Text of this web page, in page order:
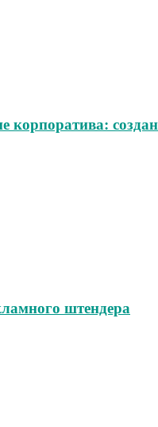
корпоратива:
штендера